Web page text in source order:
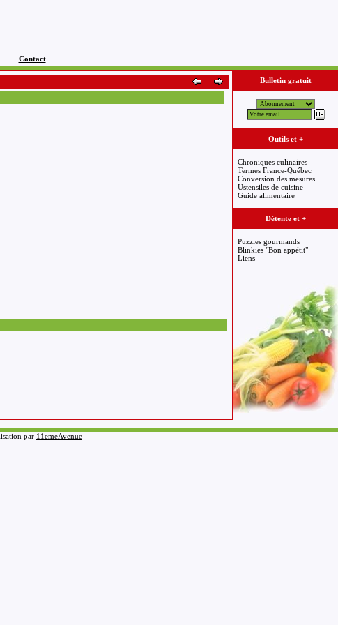
Contact
Bulletin gratuit
Outils et +
Chroniques culinaires
Termes France-Québec
Conversion des mesures
Ustensiles de cuisine
Guide alimentaire
Détente et +
Puzzles gourmands
Blinkies "Bon appétit"
Liens
par 11emeAvenue